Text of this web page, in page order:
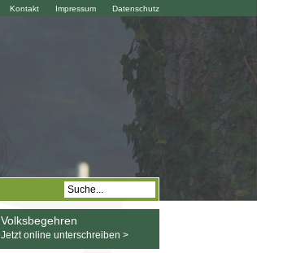
Datenschutz
Impressum
Kontakt
Volksbegehren
Jetzt online unterschreiben >